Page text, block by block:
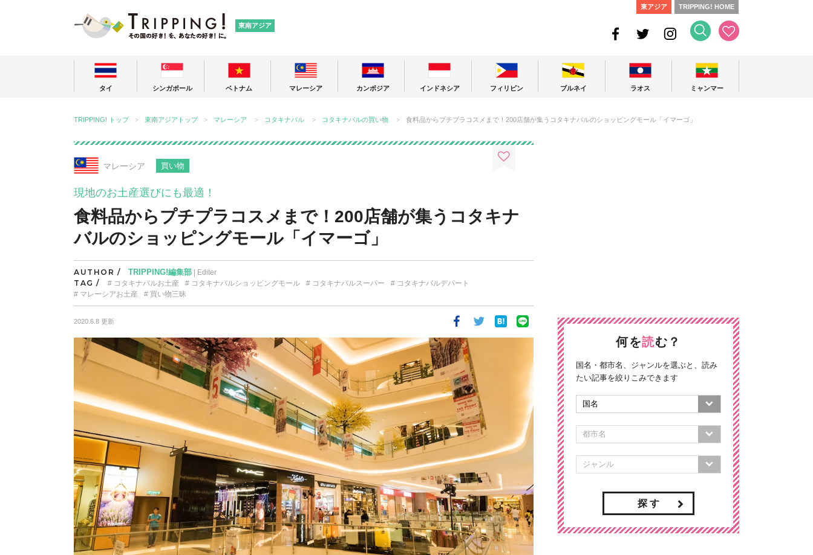
東南アジア
東アジア TRIPPING! HOME
タイ シンガポール ベトナム マレーシア カンボジア インドネシア フィリピン ブルネイ ラオス ミャンマー
TRIPPING! トップ 東南アジアトップ マレーシア コタキナバル コタキナバルの買い物 食料品からプチプラコスメまで！200店舗が集うコタキナバルのショッピングモール「イマーゴ」
マレーシア 買い物
現地のお土産選びにも最適！
食料品からプチプラコスメまで！200店舗が集うコタキナ
バルのショッピングモール「イマーゴ」
AUTHOR / TRIPPING!編集部 | Editer
TAG / コタキナバルお土産 コタキナバルショッピングモール コタキナバルスーパー
コタキナバルデパート
マレーシアお土産
買い物三昧
2020.6.8 更新
何を読む？
国名・都市名、ジャンルを選ぶと、読み
たい記事を絞りこみできます
探 す